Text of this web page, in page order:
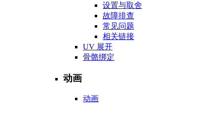
设置与取舍
故障排查
常见问题
相关链接
UV 展开
骨骼绑定
动画
动画